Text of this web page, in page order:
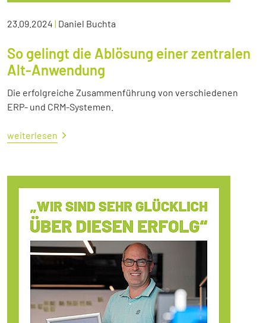
23.09.2024 | Daniel Buchta
So gelingt die Ablösung einer zentralen
Alt-Anwendung
Die erfolgreiche Zusammenführung von verschiedenen
ERP- und CRM-Systemen.
weiterlesen